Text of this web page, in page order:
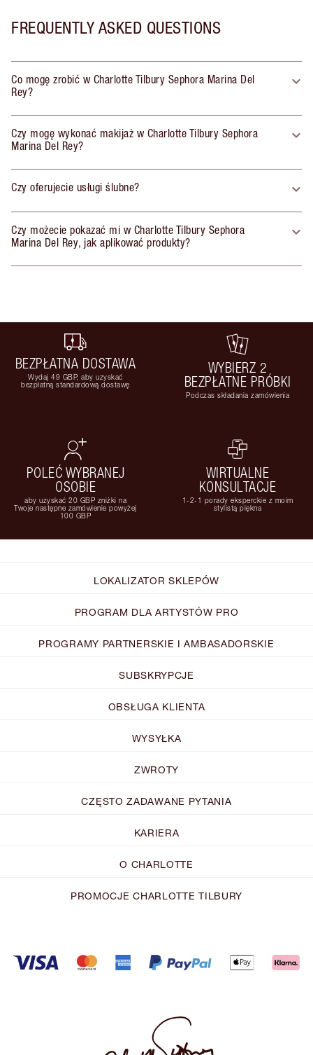
FREQUENTLY ASKED QUESTIONS
Co mogę zrobić w Charlotte Tilbury Sephora Marina Del
Rey?
Czy mogę wykonać makijaż w Charlotte Tilbury Sephora
Marina Del Rey?
Czy oferujecie usługi ślubne?
Czy możecie pokazać mi w Charlotte Tilbury Sephora
Marina Del Rey, jak aplikować produkty?
BEZPŁATNA DOSTAWA
Wydaj 49 GBP, aby uzyskać
bezpłatną standardową dostawę
WYBIERZ 2
BEZPŁATNE PRÓBKI
Podczas składania zamówienia
POLEĆ WYBRANEJ
OSOBIE
aby uzyskać 20 GBP zniżki na
Twoje następne zamówienie powyżej
100 GBP
WIRTUALNE
KONSULTACJE
1-2-1 porady eksperckie z moim
stylistą piękna
LOKALIZATOR SKLEPÓW
PROGRAM DLA ARTYSTÓW PRO
PROGRAMY PARTNERSKIE I AMBASADORSKIE
SUBSKRYPCJE
OBSŁUGA KLIENTA
WYSYŁKA
ZWROTY
CZĘSTO ZADAWANE PYTANIA
KARIERA
O CHARLOTTE
PROMOCJE CHARLOTTE TILBURY